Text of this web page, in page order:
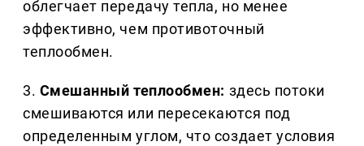
облегчает передачу тепла, но менее
эффективно, чем противоточный
теплообмен.
3. Смешанный теплообмен: здесь потоки
смешиваются или пересекаются под
определенным углом, что создает условия